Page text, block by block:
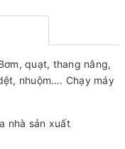
quạt, thang nâng,
nhuộm…. Chạy máy
nhà sản xuất